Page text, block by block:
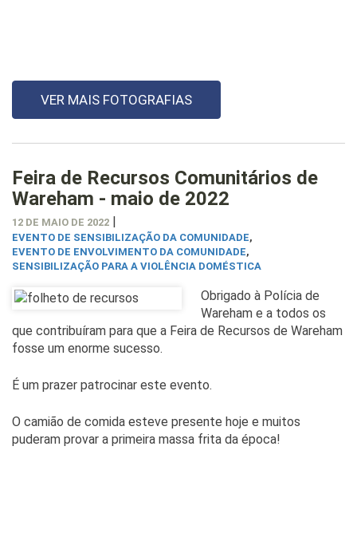
VER MAIS FOTOGRAFIAS
Feira de Recursos Comunitários de
Wareham - maio de 2022
12 DE MAIO DE 2022 |
EVENTO DE SENSIBILIZAÇÃO DA COMUNIDADE,
EVENTO DE ENVOLVIMENTO DA COMUNIDADE,
SENSIBILIZAÇÃO PARA A VIOLÊNCIA DOMÉSTICA
Obrigado à Polícia de
Wareham e a todos os
que contribuíram para que a Feira de Recursos de Wareham
fosse um enorme sucesso.
É um prazer patrocinar este evento.
O camião de comida esteve presente hoje e muitos
puderam provar a primeira massa frita da época!